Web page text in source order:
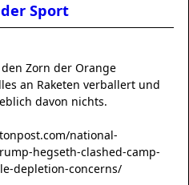
Sport
Zorn der Orange
an Raketen verballert und
davon nichts.
national-
hegseth-clashed-camp-
depletion-concerns/